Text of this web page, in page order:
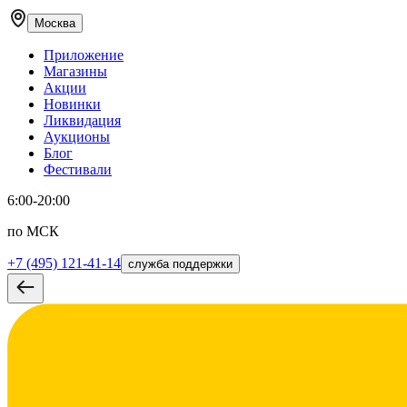
Москва
Приложение
Магазины
Акции
Новинки
Ликвидация
Аукционы
Блог
Фестивали
6:00-20:00
по МСК
+7 (495) 121-41-14 служба поддержки